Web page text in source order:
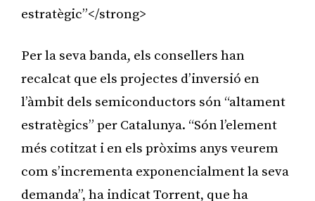
estratègic”</strong>
Per la seva banda, els consellers han
recalcat que els projectes d’inversió en
l’àmbit dels semiconductors són “altament
estratègics” per Catalunya. “Són l’element
més cotitzat i en els pròxims anys veurem
com s’incrementa exponencialment la seva
demanda”, ha indicat Torrent, que ha